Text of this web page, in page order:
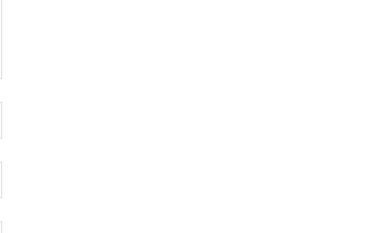
mail:*